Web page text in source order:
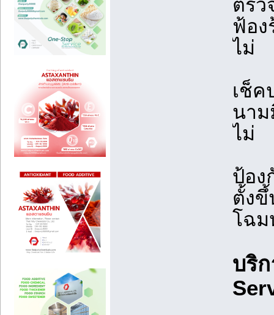
ตรว
ฟ้อง
ไม่
เช็ค
นาม
ไม่
ป้อง
ตั้งขึ้
โฉม
บริ